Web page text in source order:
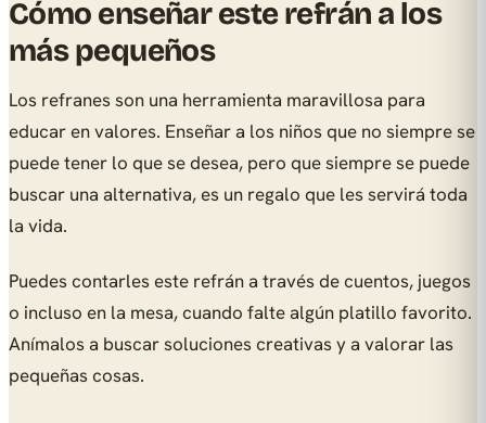
Cómo enseñar este refrán a los
más pequeños
Los refranes son una herramienta maravillosa para
educar en valores. Enseñar a los niños que no siempre se
puede tener lo que se desea, pero que siempre se puede
buscar una alternativa, es un regalo que les servirá toda
la vida.
Puedes contarles este refrán a través de cuentos, juegos
o incluso en la mesa, cuando falte algún platillo favorito.
Anímalos a buscar soluciones creativas y a valorar las
pequeñas cosas.